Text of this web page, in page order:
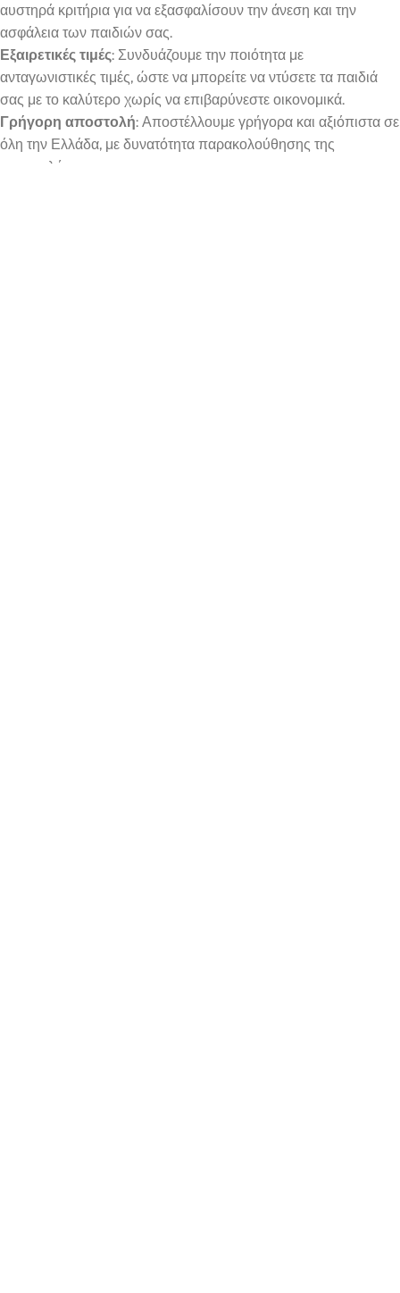
αυστηρά κριτήρια για να εξασφαλίσουν την άνεση και την
ασφάλεια των παιδιών σας.
Εξαιρετικές τιμές: Συνδυάζουμε την ποιότητα με
ανταγωνιστικές τιμές, ώστε να μπορείτε να ντύσετε τα παιδιά
σας με το καλύτερο χωρίς να επιβαρύνεστε οικονομικά.
Γρήγορη αποστολή: Αποστέλλουμε γρήγορα και αξιόπιστα σε
όλη την Ελλάδα, με δυνατότητα παρακολούθησης της
αποστολής σας.